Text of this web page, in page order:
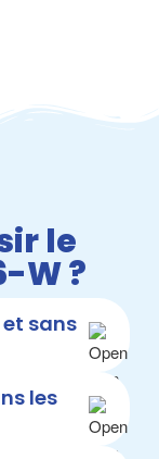
le
W ?
sans
les